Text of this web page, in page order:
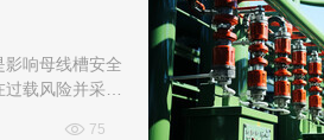
响母线槽安全
载风险并采取
75